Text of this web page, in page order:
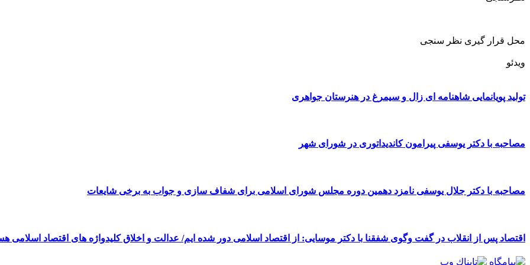
محل قرار گیری نظر سنجی
ویدئو
تولید پویانمایی شاهنامه ای زال و سیمرغ در هنرستان جواهری
مصاحبه با دکتر یوسفی پیرامون کاندیداتوری در شورای شهر
مصاحبه با دکتر جلال یوسفی نامزد دهمین دوره مجلس شورای اسلامی برای شفاف سازی و جواب به برخی شایعات
اقتصاد پس از انقلاب در گفت وگوی شفقنا با دکتر موسایی: از اقتصاد اسلامی دور شده ایم/ عدالت و اخلاق کلیدواژه های اقتصاد اسلامی